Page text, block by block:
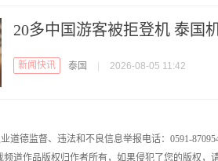
20多中国游客被拒登机 泰国
新闻快讯 泰国 2026-08-05 11:42
道德监督、违法和不良信息举报电话：0591-
频道作品版权归作者所有，如果侵犯了您的版权，